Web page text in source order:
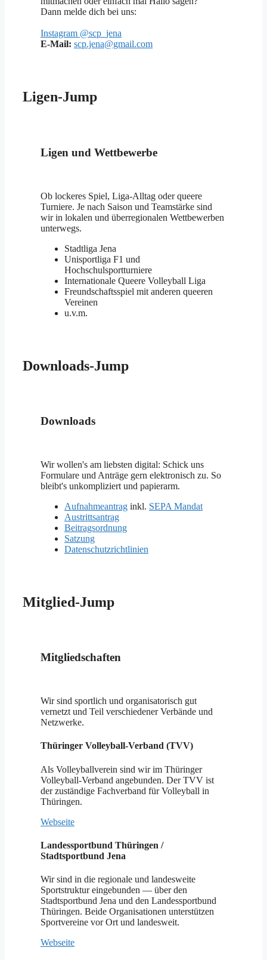
Dann melde dich bei uns:
Instagram @scp_jena
E-Mail: scp.jena@gmail.com
Ligen-Jump
Ligen und Wettbewerbe
Ob lockeres Spiel, Liga-Alltag oder queere
Turniere. Je nach Saison und Teamstärke sind
wir in lokalen und überregionalen Wettbewerben
unterwegs.
Stadtliga Jena
Unisportliga F1 und
Hochschulsportturniere
Internationale Queere Volleyball Liga
Freundschaftsspiel mit anderen queeren
Vereinen
u.v.m.
Downloads-Jump
Downloads
Wir wollen's am liebsten digital: Schick uns
Formulare und Anträge gern elektronisch zu. So
bleibt's unkompliziert und papierarm.
Aufnahmeantrag inkl. SEPA Mandat
Austrittsantrag
Beitragsordnung
Satzung
Datenschutzrichtlinien
Mitglied-Jump
Mitgliedschaften
Wir sind sportlich und organisatorisch gut
vernetzt und Teil verschiedener Verbände und
Netzwerke.
Thüringer Volleyball-Verband (TVV)
Als Volleyballverein sind wir im Thüringer
Volleyball-Verband angebunden. Der TVV ist
der zuständige Fachverband für Volleyball in
Thüringen.
Webseite
Landessportbund Thüringen /
Stadtsportbund Jena
Wir sind in die regionale und landesweite
Sportstruktur eingebunden — über den
Stadtsportbund Jena und den Landessportbund
Thüringen. Beide Organisationen unterstützen
Sportvereine vor Ort und landesweit.
Webseite